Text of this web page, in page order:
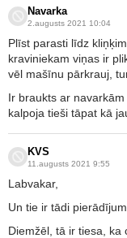
Navarka
2.augusts 2021 10:04
Plīst parasti līdz
kraviniekam viņas ir
vēl mašīnu pārkrauj,
Ir braukts ar
kalpoja tieši tāpat kā
KVS
11.augusts 2021 9:55
Labvakar,
Un tie ir tādi
Diemžēl, tā ir tiesa, ka